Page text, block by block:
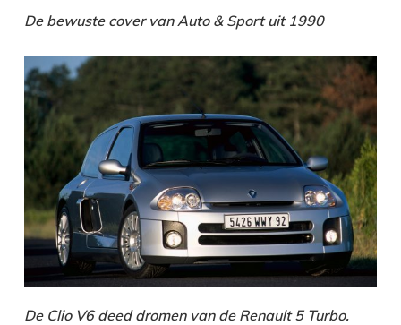
De bewuste cover van Auto & Sport uit 1990
De Clio V6 deed dromen van de Renault 5 Turbo.